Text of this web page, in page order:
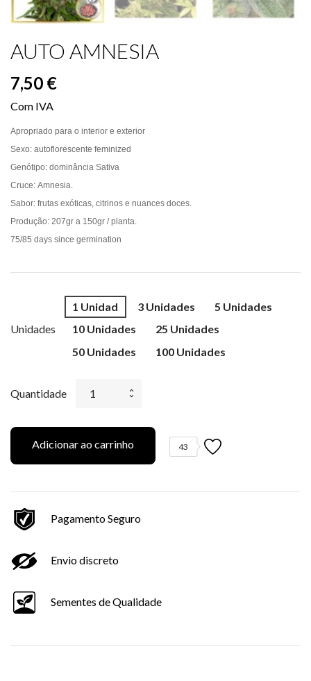
AUTO AMNESIA
7,50 €
Com IVA
Apropriado para o interior e exterior
Sexo: autoflorescente feminized
Genótipo: dominância Sativa
Cruce: Amnesia
Sabor: frutas exóticas , citrinos e nuances doces.
Produção: 207gr a 150gr / planta
75/85 days since germination
Unidades
1 Unidad 3 Unidades
5 Unidades
10 Unidades
25 Unidades
50 Unidades
100 Unidades
Quantidade
Adicionar ao carrinho 43
Pagamento Seguro
Envio discreto
Sementes de Qualidade